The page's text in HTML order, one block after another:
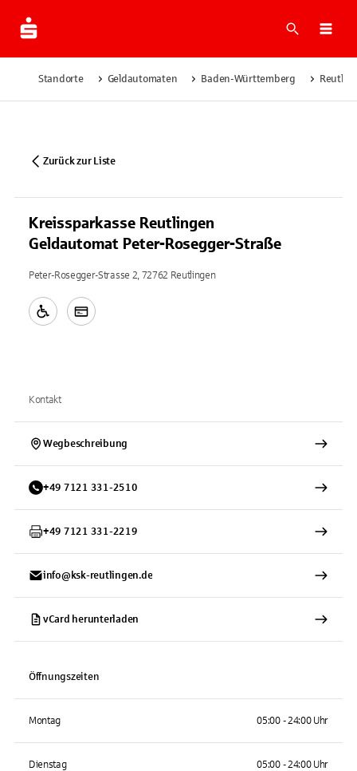
Suche
Standorte Geldautomaten Baden-Württemberg
Zurück zur Liste
Kreissparkasse Reutlingen
Geldautomat Peter-Rosegger-Straße
Peter-Rosegger-Strasse 2, 72762 Reutlingen
Kontakt
Wegbeschreibung
+49 7121 331-2510
+49 7121 331-2219
info@ksk-reutlingen.de
vCard herunterladen
Öffnungszeiten
Montag 05:00 - 24:00 Uhr
Dienstag 05:00 - 24:00 Uhr